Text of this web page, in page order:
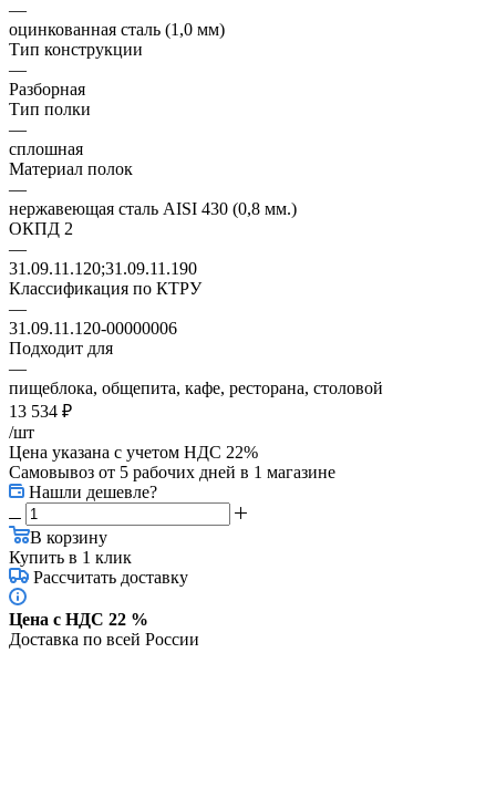
—
оцинкованная сталь (1,0 мм)
Тип конструкции
—
Разборная
Тип полки
—
сплошная
Материал полок
—
нержавеющая сталь AISI 430 (0,8 мм.)
ОКПД 2
—
31.09.11.120;31.09.11.190
Классификация по КТРУ
—
31.09.11.120-00000006
Подходит для
—
пищеблока, общепита, кафе, ресторана, столовой
13 534 ₽
/шт
Цена указана с учетом НДС 22%
Самовывоз от 5 рабочих дней в 1 магазине
Нашли дешевле?
В корзину
Купить в 1 клик
Рассчитать доставку
Цена с НДС 22 %
Доставка по всей России